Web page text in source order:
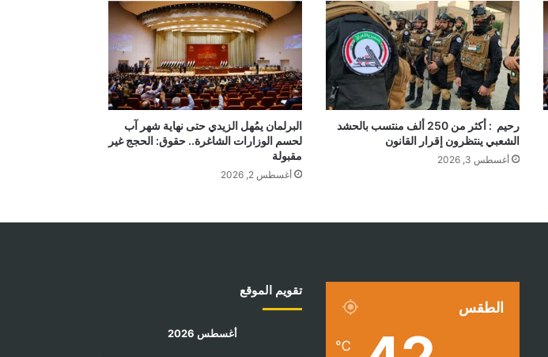
رحيم : أكثر من 250 ألف منتسب بالحشد
الشعبي ينتظرون إقرار القانون
أغسطس 3, 2026
البرلمان يمُهل الزيدي حتى نهاية شهر آب
لحسم الوزارات الشاغرة.. حقوق: الحجج غير
مقبولة
أغسطس 2, 2026
الطقس
℃
تقويم الموقع
أغسطس 2026